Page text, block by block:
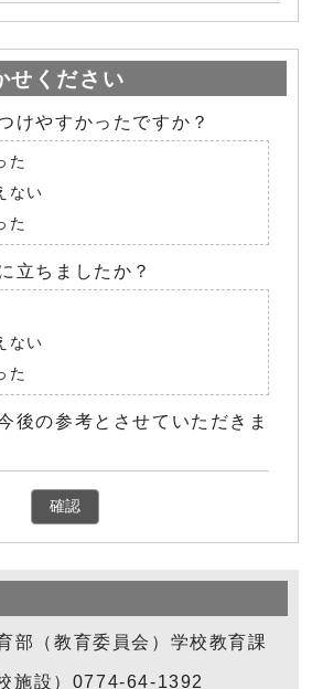
せください
けやすかったですか？
た
ない
た
立ちましたか？
ない
た
後の参考とさせていただきま
確認
部（教育委員会）学校教育課
施設）0774-64-1392